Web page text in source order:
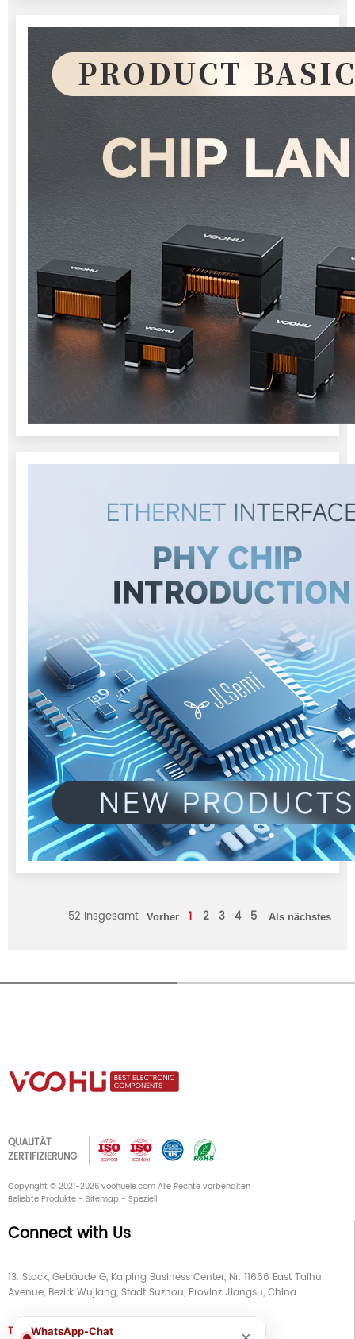
52 Insgesamt Vorher 1 2 3 4 5 Als nächstes
QUALITÄT
ZERTIFIZIERUNG
Copyright © 2021-2026 voohuele.com Alle Rechte vorbehalten
Beliebte Produkte - Sitemap - Speziell
Connect with Us
13. Stock, Gebäude G, Kaiping Business Center, Nr. 11666 East Taihu
Avenue, Bezirk Wujiang, Stadt Suzhou, Provinz Jiangsu, China
TEL +86 133 5804 1040 (WhatsApp)
WhatsApp-Chat